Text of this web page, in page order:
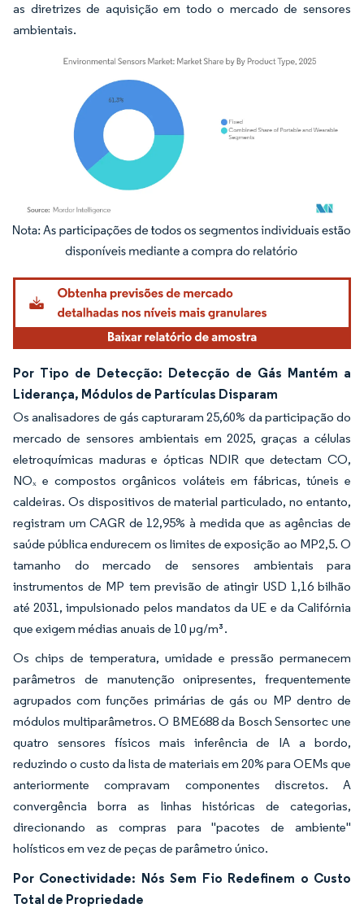
as diretrizes de aquisição em todo o mercado de sensores
ambientais.
Imagem © Mordor Intelligence. O reuso requer atribuição conforme CC BY 4.0.
Por Tipo de Detecção: Detecção de Gás Mantém a
Liderança, Módulos de Partículas Disparam
Os analisadores de gás capturaram 25,60% da participação do
mercado de sensores ambientais em 2025, graças a células
eletroquímicas maduras e ópticas NDIR que detectam CO,
NOₓ e compostos orgânicos voláteis em fábricas, túneis e
caldeiras. Os dispositivos de material particulado, no entanto,
registram um CAGR de 12,95% à medida que as agências de
saúde pública endurecem os limites de exposição ao MP2,5. O
tamanho do mercado de sensores ambientais para
instrumentos de MP tem previsão de atingir USD 1,16 bilhão
até 2031, impulsionado pelos mandatos da UE e da Califórnia
que exigem médias anuais de 10 µg/m³.
Os chips de temperatura, umidade e pressão permanecem
parâmetros de manutenção onipresentes, frequentemente
agrupados com funções primárias de gás ou MP dentro de
módulos multiparâmetros. O BME688 da Bosch Sensortec une
quatro sensores físicos mais inferência de IA a bordo,
reduzindo o custo da lista de materiais em 20% para OEMs que
anteriormente compravam componentes discretos. A
convergência borra as linhas históricas de categorias,
direcionando as compras para "pacotes de ambiente"
holísticos em vez de peças de parâmetro único.
Por Conectividade: Nós Sem Fio Redefinem o Custo
Total de Propriedade